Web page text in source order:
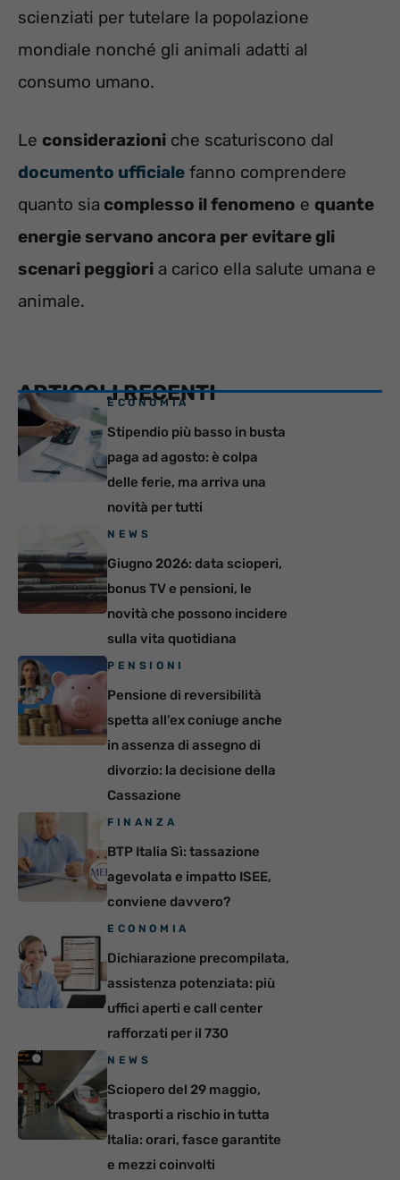
scienziati per tutelare la popolazione
mondiale nonché gli animali adatti al
consumo umano.
Le considerazioni che scaturiscono dal
documento ufficiale fanno comprendere
quanto sia complesso il fenomeno e quante
energie servano ancora per evitare gli
scenari peggiori a carico ella salute umana e
animale.
ARTICOLI RECENTI
ECONOMIA
Stipendio più basso in busta
paga ad agosto: è colpa
delle ferie, ma arriva una
novità per tutti
NEWS
Giugno 2026: data scioperi,
bonus TV e pensioni, le
novità che possono incidere
sulla vita quotidiana
PENSIONI
Pensione di reversibilità
spetta all’ex coniuge anche
in assenza di assegno di
divorzio: la decisione della
Cassazione
FINANZA
BTP Italia Sì: tassazione
agevolata e impatto ISEE,
conviene davvero?
ECONOMIA
Dichiarazione precompilata,
assistenza potenziata: più
uffici aperti e call center
rafforzati per il 730
NEWS
Sciopero del 29 maggio,
trasporti a rischio in tutta
Italia: orari, fasce garantite
e mezzi coinvolti